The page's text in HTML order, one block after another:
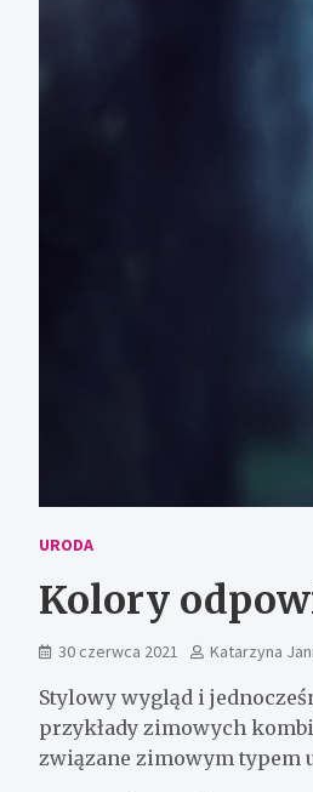
URODA
Kolory
30 czerwca 2021 Katarzyna
Stylowy wygląd i
przykłady zimowych
związane zimowym typem